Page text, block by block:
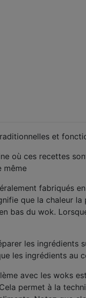
et
où ces recettes
même
fabriqués
que la chaleur
bas du wok.
les ingrédients
les ingrédients au
avec les woks
permet à la